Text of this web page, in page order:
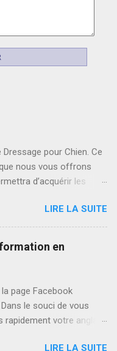
pour Chien. Ce
nous vous offrons
d’acquérir les
Ensuite, vous pourrez
aux ordres de bases
L’ordre « Au pied »,
mémoire Au fil
vous montrer la marche
à améliorer votre
de temps et avec
LIRE LA SUITE
en
page Facebook
le souci de vous
rapidement votre anglais,
LIRE LA SUITE